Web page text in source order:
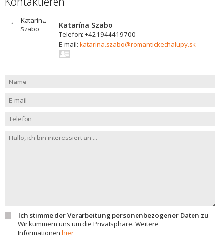
Katarína Szabo
Telefon: +421944419700
E-mail: katarina.szabo@romantickechalupy.sk
Ich stimme der Verarbeitung personenbezogener Daten zu
Wir kümmern uns um die Privatsphäre. Weitere
Informationen hier